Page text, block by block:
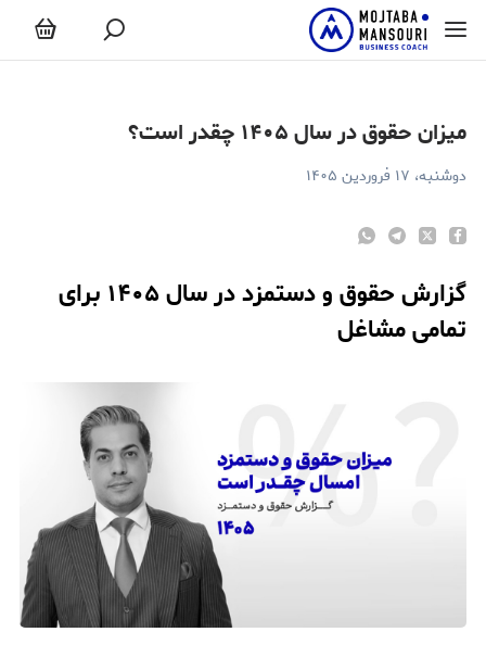
میزان حقوق در سال ۱۴۰۵ چقدر است؟
میزان حقوق در سال ۱۴۰۵ چقدر است؟
دوشنبه، ۱۷ فروردین ۱۴۰۵
گزارش حقوق و دستمزد در سال ۱۴۰۵ برای
تمامی مشاغل